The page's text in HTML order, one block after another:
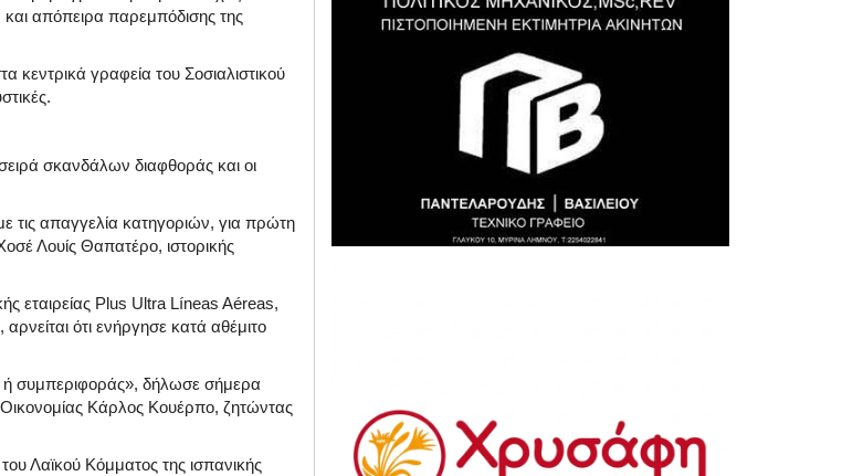
και απόπειρα παρεμπόδισης της
κεντρικά γραφεία του Σοσιαλιστικού
σκανδάλων διαφθοράς και οι
τις απαγγελία κατηγοριών, για πρώτη
Λουίς Θαπατέρο, ιστορικής
εταιρείας Plus Ultra Líneas Aéreas,
ότι ενήργησε κατά αθέμιτο
ή συμπεριφοράς», δήλωσε σήμερα
Κάρλος Κουέρπο, ζητώντας
Λαϊκού Κόμματος της ισπανικής